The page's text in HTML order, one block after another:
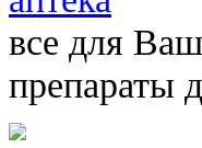
все для
препараты